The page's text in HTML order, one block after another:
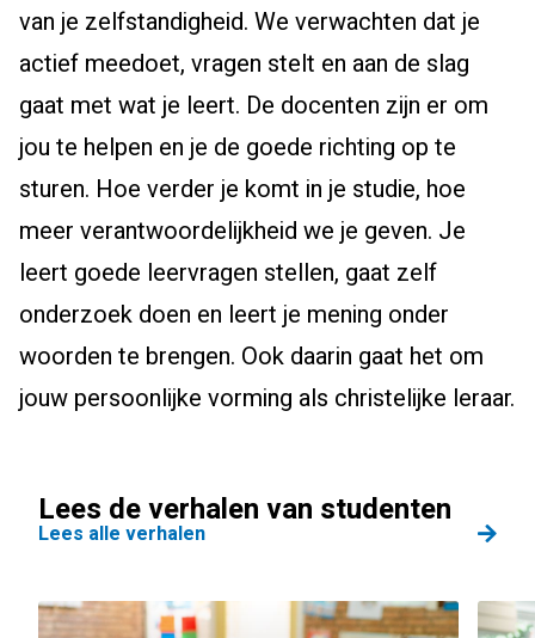
van je zelfstandigheid. We verwachten dat je
actief meedoet, vragen stelt en aan de slag
gaat met wat je leert. De docenten zijn er om
jou te helpen en je de goede richting op te
sturen. Hoe verder je komt in je studie, hoe
meer verantwoordelijkheid we je geven. Je
leert goede leervragen stellen, gaat zelf
onderzoek doen en leert je mening onder
woorden te brengen. Ook daarin gaat het om
jouw persoonlijke vorming als christelijke leraar.
Lees de verhalen van studenten
Lees alle verhalen